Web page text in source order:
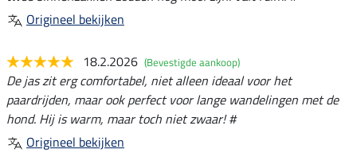
Origineel bekijken
18.2.2026 (Bevestigde aankoop)
De jas zit erg comfortabel, niet alleen ideaal voor het
paardrijden, maar ook perfect voor lange wandelingen met de
hond. Hij is warm, maar toch niet zwaar! #
Origineel bekijken